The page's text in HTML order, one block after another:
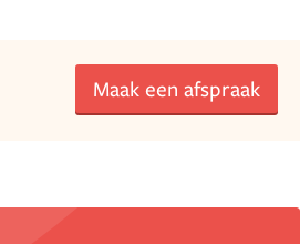
Maak een afspraak